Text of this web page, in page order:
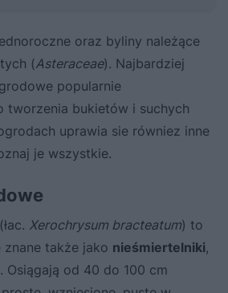
oraz byliny należące
(Asteraceae). Najbardziej
popularnie
tworzenia bukietów i suchych
uprawia sie równiez inne
je wszystkie.
(łac. Xerochrysum bracteatum) to
także jako nieśmiertelniki,
. Osiągają od 40 do 100 cm